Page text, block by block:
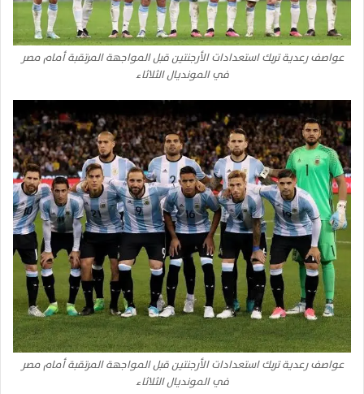
عواصف رعدية تربك استعدادات الأرجنتين قبل المواجهة المرتقبة أمام مصر
في المونديال الثلاثاء
عواصف رعدية تربك استعدادات الأرجنتين قبل المواجهة المرتقبة أمام مصر
في المونديال الثلاثاء